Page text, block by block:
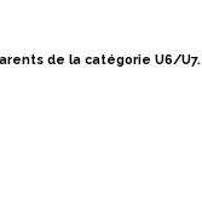
de la catégorie U6/U7.